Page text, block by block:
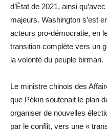
d’État de 2021, ainsi
majeurs. Washington s’est
acteurs pro-démocratie, en
transition complète vers un
la volonté du peuple birman.
Le ministre chinois des
que Pékin soutenait le plan
organiser de nouvelles
par le conflit, vers une «